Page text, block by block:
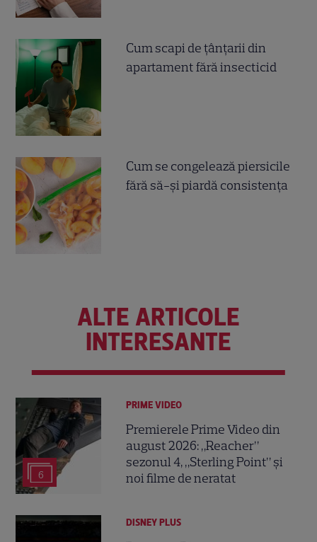
Cum scapi de țânțarii din
apartament fără insecticid
Cum se congelează piersicile
fără să-și piardă consistența
ALTE ARTICOLE
INTERESANTE
6
PRIME VIDEO
Premierele Prime Video din
august 2026: „Reacher”
sezonul 4, „Sterling Point” și
noi filme de neratat
DISNEY PLUS